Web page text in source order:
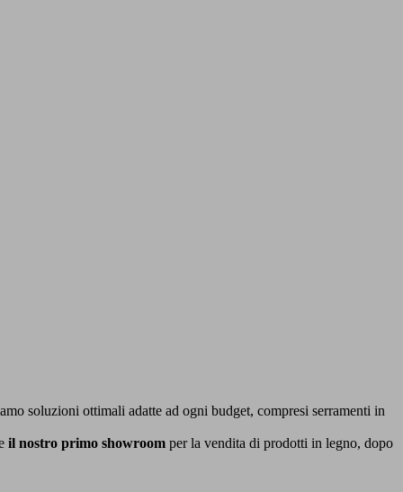
soluzioni ottimali adatte ad ogni budget, compresi serramenti in
il nostro primo showroom per la vendita di prodotti in legno, dopo